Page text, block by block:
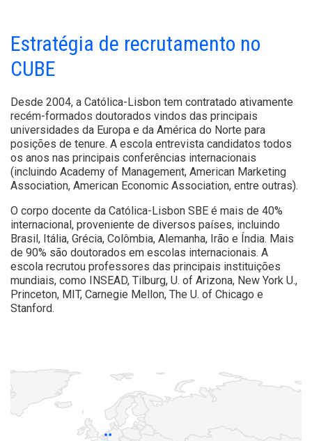
Estratégia de recrutamento no
CUBE
Desde 2004, a Católica-Lisbon tem contratado ativamente
recém-formados doutorados vindos das principais
universidades da Europa e da América do Norte para
posições de tenure. A escola entrevista candidatos todos
os anos nas principais conferências internacionais
(incluindo Academy of Management, American Marketing
Association, American Economic Association, entre outras).
O corpo docente da Católica-Lisbon SBE é mais de 40%
internacional, proveniente de diversos países, incluindo
Brasil, Itália, Grécia, Colômbia, Alemanha, Irão e Índia. Mais
de 90% são doutorados em escolas internacionais. A
escola recrutou professores das principais instituições
mundiais, como INSEAD, Tilburg, U. of Arizona, New York U.,
Princeton, MIT, Carnegie Mellon, The U. of Chicago e
Stanford.